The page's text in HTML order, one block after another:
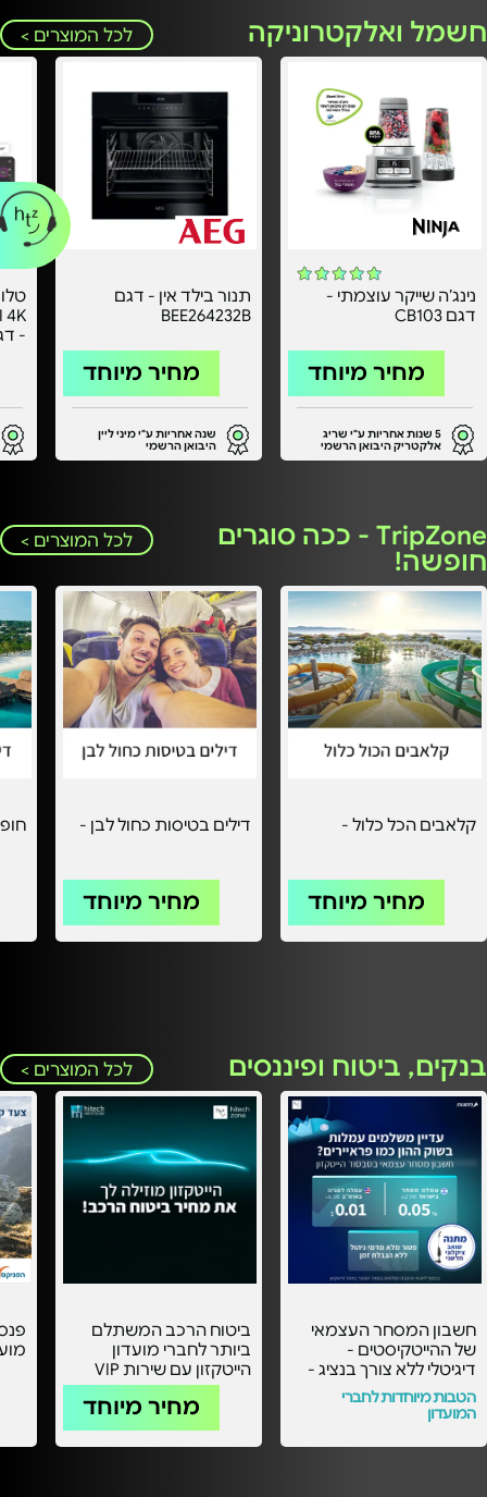
חשמל ואלקטרוניקה לכל המוצרים >
נינג’ה שייקר עוצמתי -
דגם CB103
מחיר מיוחד
5 שנות אחריות ע"י שריג
אלקטריק היבואן הרשמי
תנור בילד אין - דגם
BEE264232B
מחיר מיוחד
שנה אחריות ע"י מיני ליין
היבואן הרשמי
TripZone - ככה סוגרים
חופשה!
לכל המוצרים >
קלאבים הכל כלול -
מחיר מיוחד
דילים בטיסות כחול לבן -
מחיר מיוחד
בנקים, ביטוח ופיננסים לכל המוצרים >
חשבון המסחר העצמאי
של ההייטקיסטים -
דיגיטלי ללא צורך בנציג -
עם העמלות הכי
משתלמות בסבסוד
הייטקזון! -
הטבות מיוחדות לחברי
המועדון
ביטוח הרכב המשתלם
ביותר לחברי מועדון
הייטקזון עם שירות VIP
אישי -
מחיר מיוחד